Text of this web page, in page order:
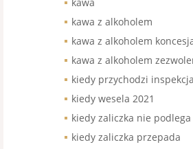
kawa z alkoholem
kawa z alkoholem
kawa z alkoholem
kiedy przychodzi
kiedy wesela 2021
kiedy zaliczka nie
kiedy zaliczka przepada